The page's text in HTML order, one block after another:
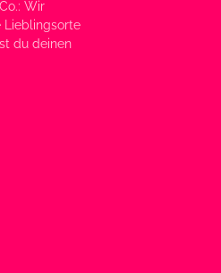
Wir
Lieblingsorte
du deinen